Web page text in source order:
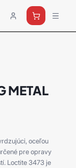
METAL
oceľou
pre opravy
Loctite 3473 je